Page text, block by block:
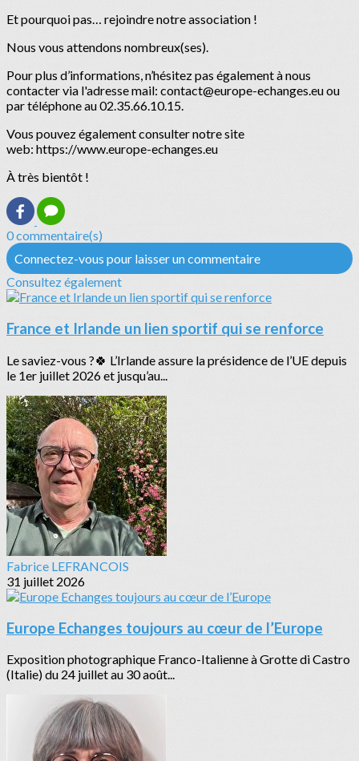
Et pourquoi pas… rejoindre notre association !
Nous vous attendons nombreux(ses).
Pour plus d’informations, n’hésitez pas également à nous
contacter via l'adresse mail: contact@europe-echanges.eu ou
par téléphone au 02.35.66.10.15.
Vous pouvez également consulter notre site
web: https://www.europe-echanges.eu
À très bientôt !
0 commentaire(s)
Connectez-vous pour laisser un commentaire
Consultez également
France et Irlande un lien sportif qui se renforce
Le saviez-vous ?🍀 L’Irlande assure la présidence de l’UE depuis
le 1er juillet 2026 et jusqu’au...
Fabrice LEFRANCOIS
31 juillet 2026
Europe Echanges toujours au cœur de l’Europe
Exposition photographique Franco-Italienne à Grotte di Castro
(Italie) du 24 juillet au 30 août...